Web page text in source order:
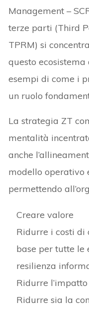
Management –
terze parti (Third
TPRM) si
questo
esempi di come i
un ruolo
La strategia ZT
mentalità
anche
modello operativo
permettendo
Creare valore
Ridurre i costi di
base per tutte le
resilienza
Ridurre
Ridurre sia la